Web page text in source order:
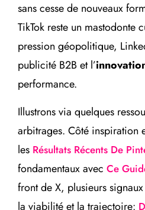
sans cesse de nouveaux
TikTok reste un mastodonte
pression géopolitique,
publicité B2B et l’
performance.
Illustrons via quelques
arbitrages. Côté inspiration
les Résultats Récents De
fondamentaux avec Ce
front de X, plusieurs
la viabilité et la trajectoire: